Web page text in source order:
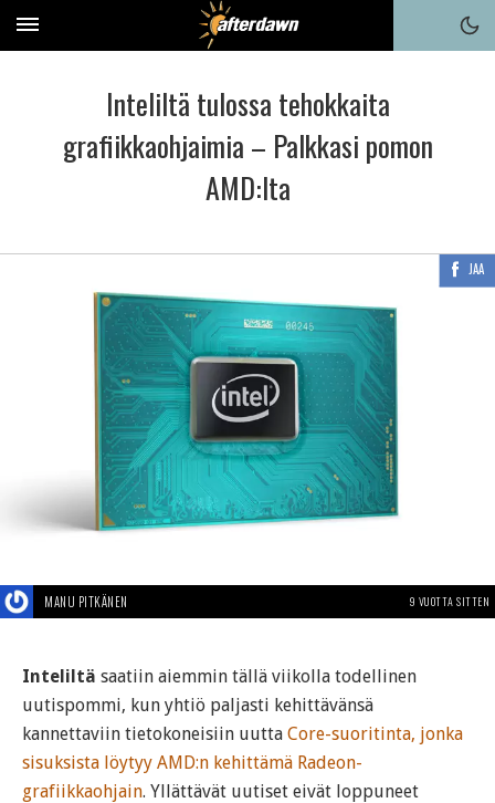
Inteliltä tulossa tehokkaita
grafiikkaohjaimia – Palkkasi pomon
AMD:lta
JAA
MANU PITKÄNEN 9 VUOTTA SITTEN
Inteliltä saatiin aiemmin tällä viikolla todellinen
uutispommi, kun yhtiö paljasti kehittävänsä
kannettaviin tietokoneisiin uutta Core-suoritinta, jonka
sisuksista löytyy AMD:n kehittämä Radeon-
grafiikkaohjain. Yllättävät uutiset eivät loppuneet